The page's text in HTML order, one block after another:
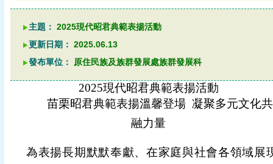
主題： 2025現代昭君典範表揚活動
更新日期： 2025.06.13
發布單位：
原住民族及族群發展處族群發展科
2025現代昭君典範表揚活動
苗栗昭君典範表揚溫馨登場 凝聚多元文化共
融力量
為表揚長期默默奉獻、在家庭與社會各領域展